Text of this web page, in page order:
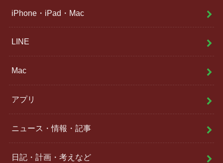
iPhone・iPad・Mac
LINE
Mac
アプリ
ニュース・情報・記事
日記・計画・考えなど